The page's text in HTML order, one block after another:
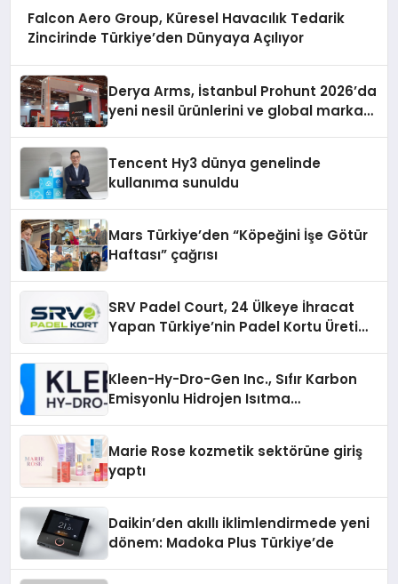
Falcon Aero Group, Küresel Havacılık Tedarik
Zincirinde Türkiye’den Dünyaya Açılıyor
Derya Arms, İstanbul Prohunt 2026’da
yeni nesil ürünlerini ve global marka
Tencent Hy3 dünya genelinde
kullanıma sunuldu
Mars Türkiye’den “Köpeğini İşe Götür
Haftası” çağrısı
SRV Padel Court, 24 Ülkeye İhracat
Yapan Türkiye’nin Padel Kortu Üretim
Kleen-Hy-Dro-Gen Inc., Sıfır Karbon
Emisyonlu Hidrojen Isıtma
Marie Rose kozmetik sektörüne giriş
yaptı
Daikin’den akıllı iklimlendirmede yeni
dönem: Madoka Plus Türkiye’de